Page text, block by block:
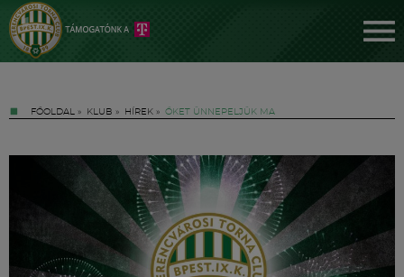
FŐOLDAL » KLUB » HÍREK » ŐKET ÜNNEPELJÜK MA
Jegyek